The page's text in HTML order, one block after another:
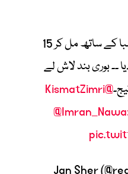
فیصل اباد۔مولوی نے دو طلبا کے ساتھ مل کر 15
ــ بوری بند لاش لے
@KismatZimri